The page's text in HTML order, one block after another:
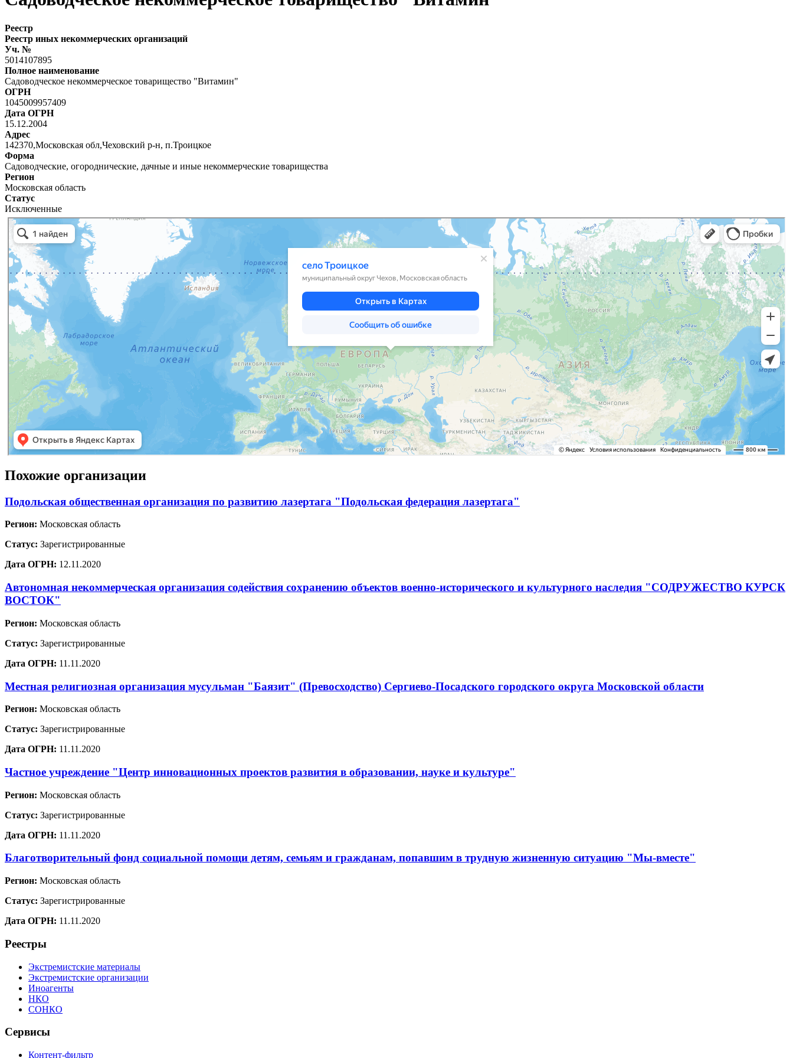
Реестр
Реестр иных некоммерческих организаций
Уч. №
5014107895
Полное наименование
Садоводческое некоммерческое товарищество "Витамин"
ОГРН
1045009957409
Дата ОГРН
15.12.2004
Адрес
142370,Московская обл,Чеховский р-н, п.Троицкое
Форма
Садоводческие, огороднические, дачные и иные некоммерческие товарищества
Регион
Московская область
Статус
Исключенные
Похожие организации
Подольская общественная организация по развитию лазертага "Подольская федерация лазертага"
Регион: Московская область
Статус: Зарегистрированные
Дата ОГРН: 12.11.2020
Автономная некоммерческая организация содействия сохранению объектов военно-исторического и культурного наследия "СОДРУЖЕСТВО КУРСК
ВОСТОК"
Регион: Московская область
Статус: Зарегистрированные
Дата ОГРН: 11.11.2020
Местная религиозная организация мусульман "Баязит" (Превосходство) Сергиево-Посадского городского округа Московской области
Регион: Московская область
Статус: Зарегистрированные
Дата ОГРН: 11.11.2020
Частное учреждение "Центр инновационных проектов развития в образовании, науке и культуре"
Регион: Московская область
Статус: Зарегистрированные
Дата ОГРН: 11.11.2020
Благотворительный фонд социальной помощи детям, семьям и гражданам, попавшим в трудную жизненную ситуацию "Мы-вместе"
Регион: Московская область
Статус: Зарегистрированные
Дата ОГРН: 11.11.2020
Реестры
Экстремистские материалы
Экстремистские организации
Иноагенты
НКО
СОНКО
Сервисы
Контент-фильтр